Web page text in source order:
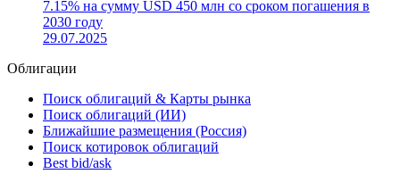
7.15% на сумму USD 450 млн со сроком погашения в
2030 году
29.07.2025
Облигации
Поиск облигаций & Карты рынка
Поиск облигаций (ИИ)
Ближайшие размещения (Россия)
Поиск котировок облигаций
Best bid/ask